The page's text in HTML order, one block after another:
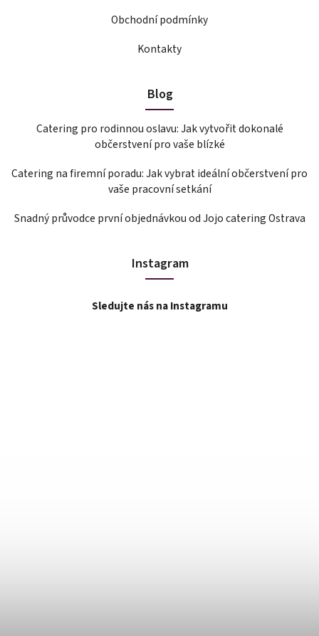
Obchodní podmínky
Kontakty
Blog
Catering pro rodinnou oslavu: Jak vytvořit dokonalé
občerstvení pro vaše blízké
Catering na firemní poradu: Jak vybrat ideální občerstvení pro
vaše pracovní setkání
Snadný průvodce první objednávkou od Jojo catering Ostrava
Instagram
Sledujte nás na Instagramu